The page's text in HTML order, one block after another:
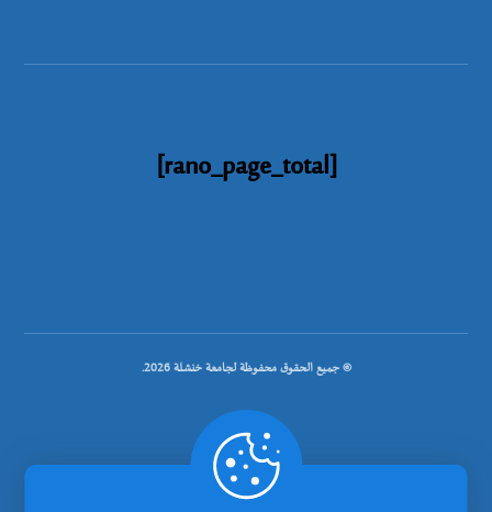
[rano_page_total]
© جميع الحقوق محفوظة لجامعة خنشلة 2026.
.